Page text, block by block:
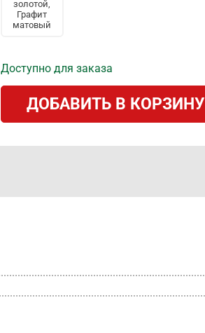
золотой,
Графит
матовый
Доступно для заказа
ДОБАВИТЬ В КОРЗИНУ